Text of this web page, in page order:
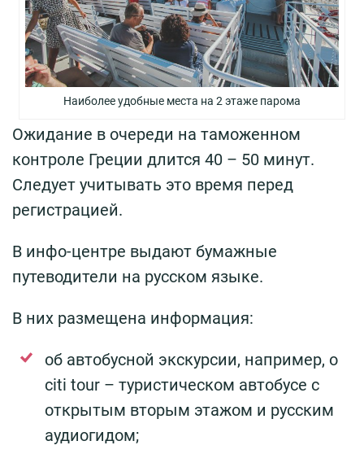
Наиболее удобные места на 2 этаже парома
Ожидание в очереди на таможенном
контроле Греции длится 40 – 50 минут.
Следует учитывать это время перед
регистрацией.
В инфо-центре выдают бумажные
путеводители на русском языке.
В них размещена информация:
об автобусной экскурсии, например, о
citi tour – туристическом автобусе с
открытым вторым этажом и русским
аудиогидом;